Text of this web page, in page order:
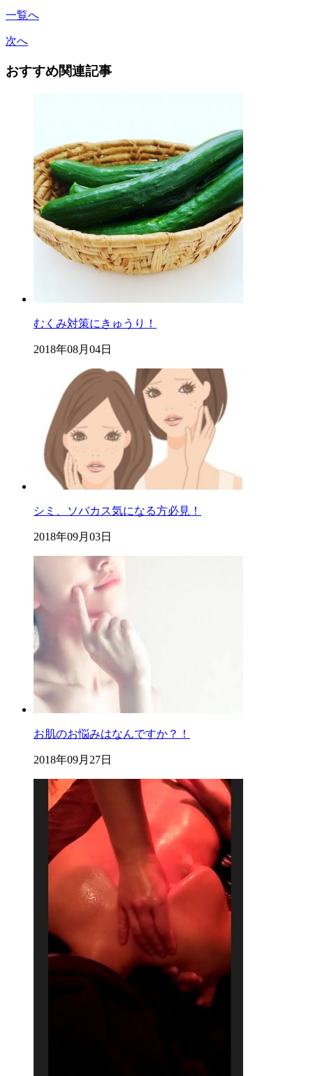
一覧へ
次へ
おすすめ関連記事
むくみ対策にきゅうり！
2018年08月04日
シミ、ソバカス気になる方必見！
2018年09月03日
お肌のお悩みはなんですか？！
2018年09月27日